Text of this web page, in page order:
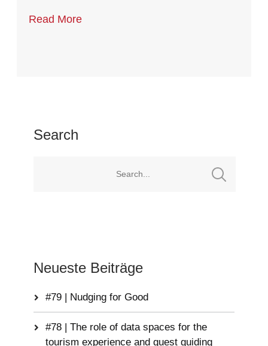
Read More
Search
Neueste Beiträge
#79 | Nudging for Good
#78 | The role of data spaces for the
tourism experience and guest guiding